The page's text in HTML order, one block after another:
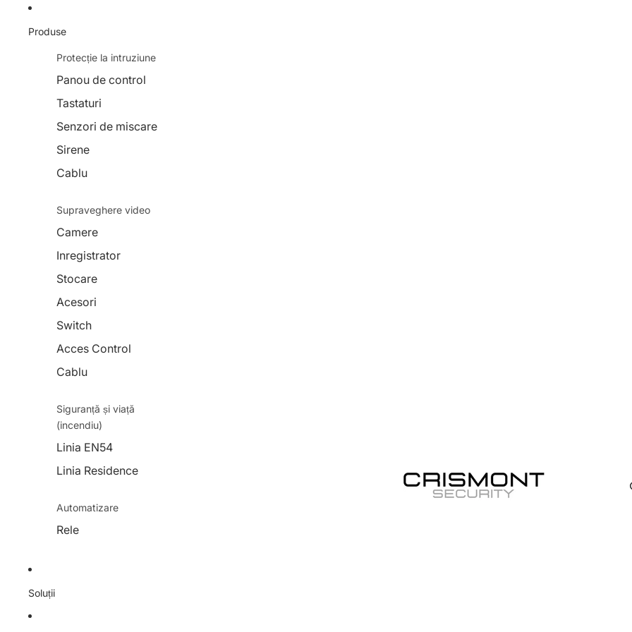
Produse
Protecție la intruziune
Panou de control
Tastaturi
Senzori de miscare
Sirene
Cablu
Supraveghere video
Camere
Inregistrator
Stocare
Acesori
Switch
Acces Control
Cablu
Siguranță și viață
(incendiu)
Linia EN54
Linia Residence
Automatizare
Rele
Soluții